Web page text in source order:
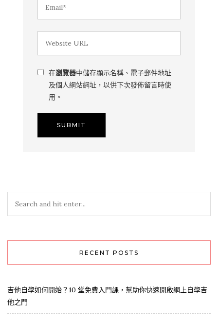
在瀏覽器中儲存顯示名稱、電子郵件地址
及個人網站網址，以供下次發佈留言時使
用。
RECENT POSTS
吉他自學如何開始？10 堂免費入門課，幫助你快速開啟網上自學吉
他之門